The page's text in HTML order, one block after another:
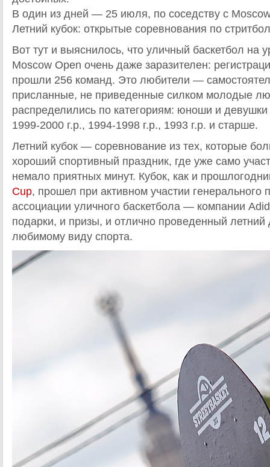
В один из дней — 25 июля, по соседству с
Летний кубок: открытые соревнования по
Вот тут и выяснилось, что уличный баскетбол на
Moscow Open очень даже заразителен:
прошли 256 команд. Это любители —
присланные, не приведенные силком молодые
распределились по категориям: юноши и
1999-2000 г.р., 1994-1998 г.р., 1993 г.р. и старше.
Летний кубок — соревнование из тех, которые
хороший спортивный праздник, где уже само
немало приятных минут. Кубок, как и
Cup, прошел при активном участии генерального
ассоциации уличного баскетбола — компании
подарки, и призы, и отлично проведенный
любимому виду спорта.